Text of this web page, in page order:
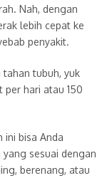
Nah, dengan
lebih cepat ke
penyakit.
tubuh, yuk
per hari atau 150
ini bisa Anda
sesuai dengan
berenang, atau